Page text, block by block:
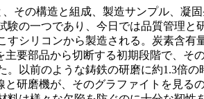
その構造と組成、製造サンプル、
の一つであり、今日では品質管理
シリコンから製造される。炭素含
主要部品から切断する初期段階で、そ
以前のような鋳鉄の研磨に約1.3倍
研磨機が、そのグラファイトを見